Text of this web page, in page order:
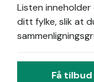
Listen
ditt fylke, slik at
Få